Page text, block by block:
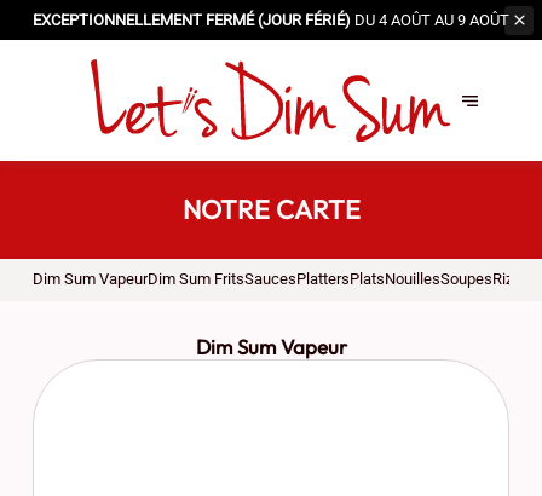
EXCEPTIONNELLEMENT FERMÉ (JOUR FÉRIÉ) DU 4 AOÛT AU 9 AOÛT
NOTRE CARTE
Dim Sum VapeurDim Sum FritsSaucesPlattersPlatsNouillesSoupesRiz
Dim Sum Vapeur